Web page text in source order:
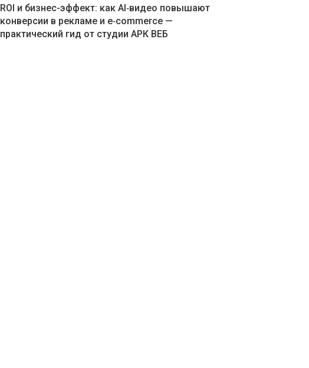
ROI и бизнес-эффект: как AI‑видео повышают
конверсии в рекламе и e‑commerce —
практический гид от студии АРК ВЕБ